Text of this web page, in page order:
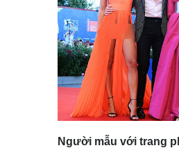
Người mẫu với trang